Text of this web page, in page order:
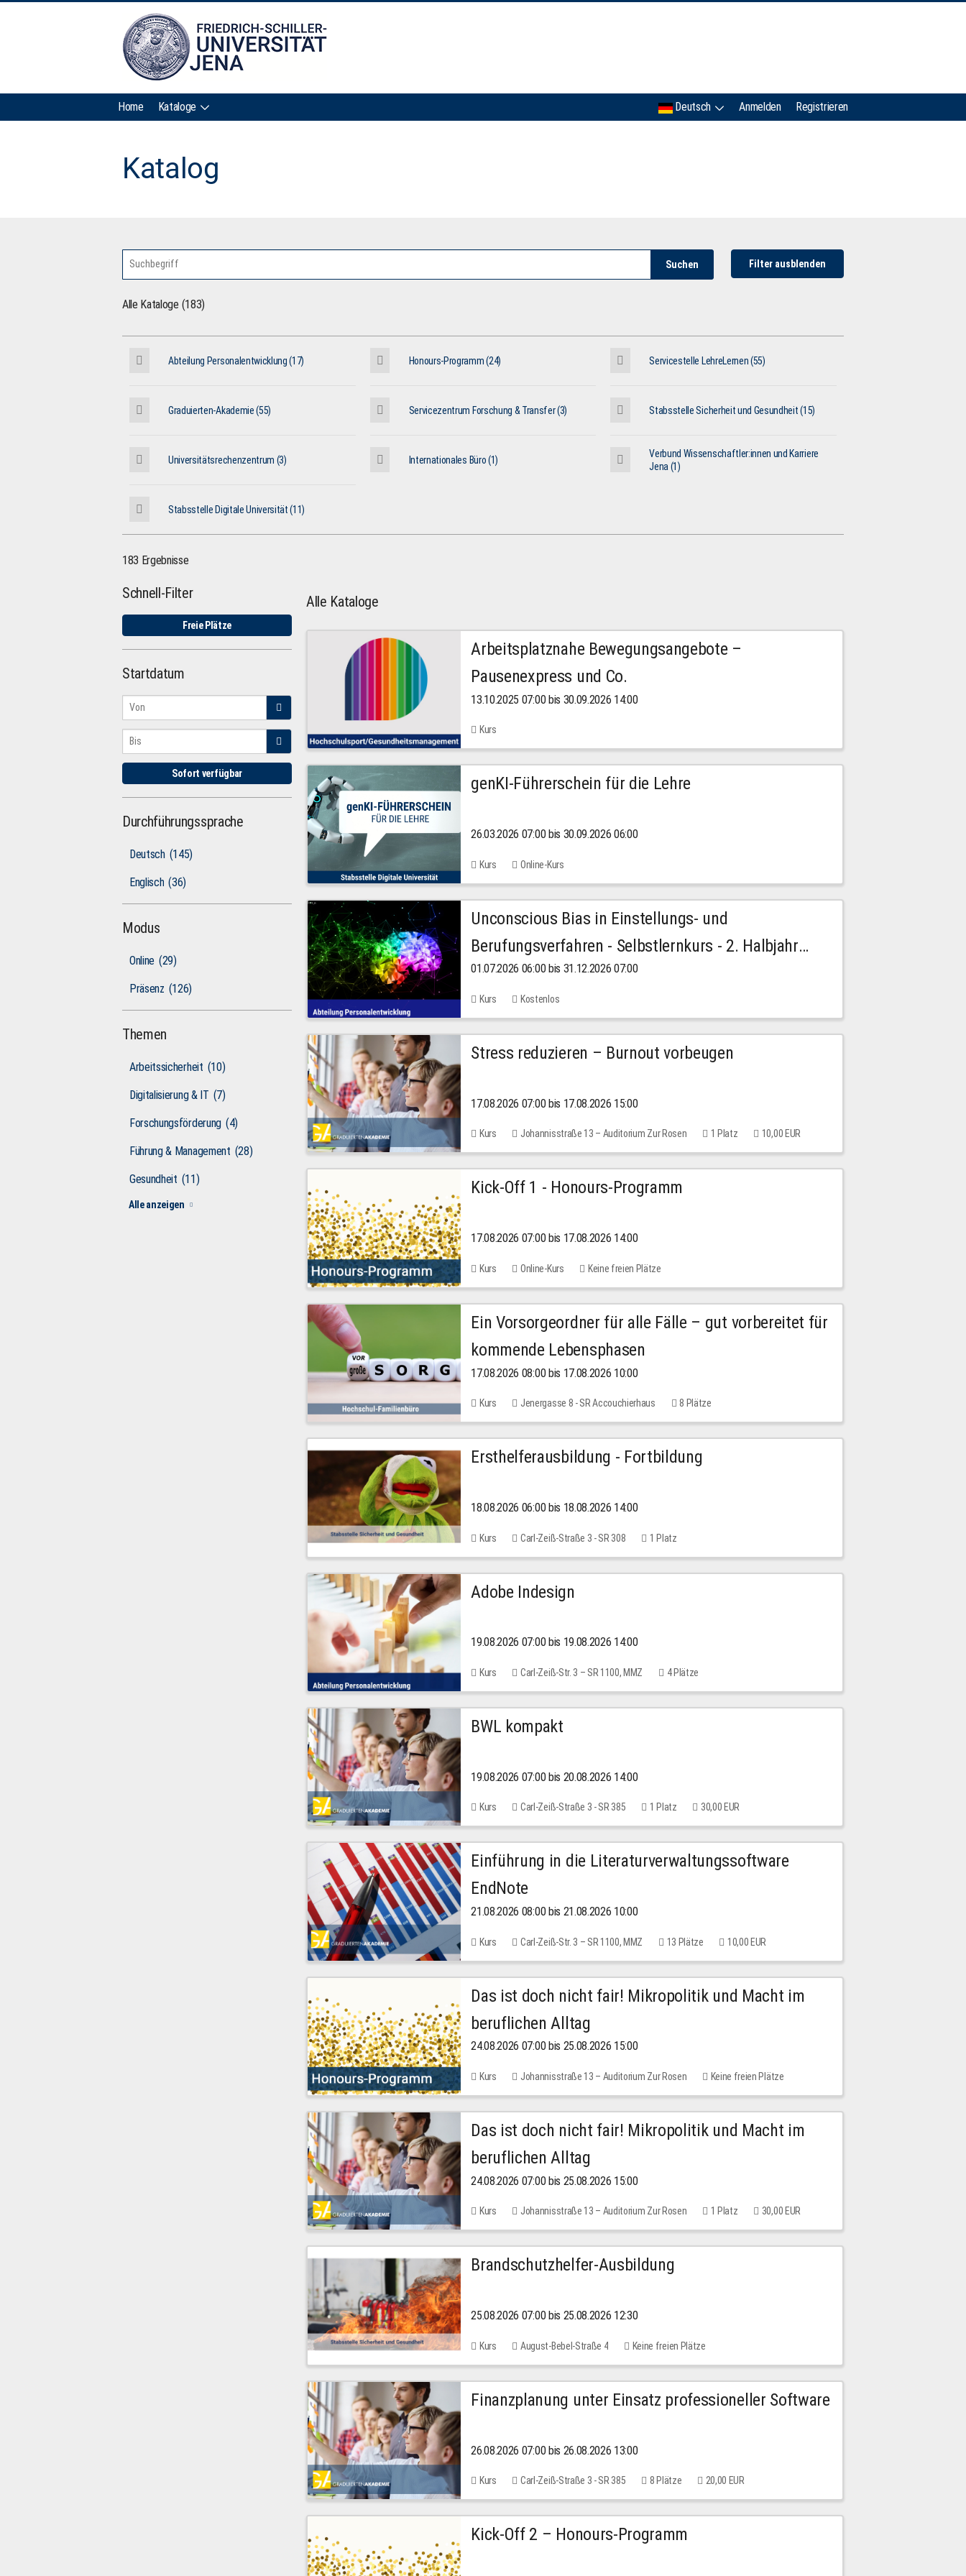
Home Kataloge Deutsch Anmelden Registrieren
Katalog
Suchen Filter ausblenden
Alle Kataloge (183)
Abteilung Personalentwicklung (17) Honours-Programm (24) Servicestelle LehreLernen (55)
Graduierten-Akademie (55) Servicezentrum Forschung & Transfer (3) Stabsstelle Sicherheit und Gesundheit (15)
Universitätsrechenzentrum (3) Internationales Büro (1)
Verbund Wissenschaftler:innen und Karriere
Jena (1)
Stabsstelle Digitale Universität (11)
183 Ergebnisse
Schnell-Filter
Freie Plätze
Startdatum
Sofort verfügbar
Durchführungssprache
Deutsch (145)
Englisch (36)
Modus
Online (29)
Präsenz (126)
Themen
Arbeitssicherheit (10)
Digitalisierung & IT (7)
Forschungsförderung (4)
Führung & Management (28)
Gesundheit (11)
Alle anzeigen
Alle Kataloge
Arbeitsplatznahe Bewegungsangebote –
Pausenexpress und Co.
13.10.2025 07:00 bis 30.09.2026 14:00
Kurs
genKI-Führerschein für die Lehre
26.03.2026 07:00 bis 30.09.2026 06:00
Kurs Online-Kurs
Unconscious Bias in Einstellungs- und
Berufungsverfahren - Selbstlernkurs - 2. Halbjahr
2026
01.07.2026 06:00 bis 31.12.2026 07:00
Kurs Kostenlos
Stress reduzieren – Burnout vorbeugen
17.08.2026 07:00 bis 17.08.2026 15:00
Kurs Johannisstraße 13 – Auditorium Zur Rosen 1 Platz 10,00 EUR
Kick-Off 1 - Honours-Programm
17.08.2026 07:00 bis 17.08.2026 14:00
Kurs Online-Kurs Keine freien Plätze
Ein Vorsorgeordner für alle Fälle – gut vorbereitet für
kommende Lebensphasen
17.08.2026 08:00 bis 17.08.2026 10:00
Kurs Jenergasse 8 - SR Accouchierhaus 8 Plätze
Ersthelferausbildung - Fortbildung
18.08.2026 06:00 bis 18.08.2026 14:00
Kurs Carl-Zeiß-Straße 3 - SR 308 1 Platz
Adobe Indesign
19.08.2026 07:00 bis 19.08.2026 14:00
Kurs Carl-Zeiß-Str. 3 – SR 1100, MMZ 4 Plätze
BWL kompakt
19.08.2026 07:00 bis 20.08.2026 14:00
Kurs Carl-Zeiß-Straße 3 - SR 385 1 Platz 30,00 EUR
Einführung in die Literaturverwaltungssoftware
EndNote
21.08.2026 08:00 bis 21.08.2026 10:00
Kurs Carl-Zeiß-Str. 3 – SR 1100, MMZ 13 Plätze 10,00 EUR
Das ist doch nicht fair! Mikropolitik und Macht im
beruflichen Alltag
24.08.2026 07:00 bis 25.08.2026 15:00
Kurs Johannisstraße 13 – Auditorium Zur Rosen Keine freien Plätze
Das ist doch nicht fair! Mikropolitik und Macht im
beruflichen Alltag
24.08.2026 07:00 bis 25.08.2026 15:00
Kurs Johannisstraße 13 – Auditorium Zur Rosen 1 Platz 30,00 EUR
Brandschutzhelfer-Ausbildung
25.08.2026 07:00 bis 25.08.2026 12:30
Kurs August-Bebel-Straße 4 Keine freien Plätze
Finanzplanung unter Einsatz professioneller Software
26.08.2026 07:00 bis 26.08.2026 13:00
Kurs Carl-Zeiß-Straße 3 - SR 385 8 Plätze 20,00 EUR
Kick-Off 2 – Honours-Programm